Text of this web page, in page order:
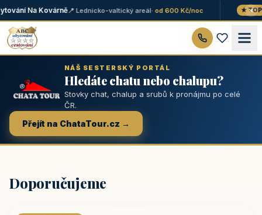
Na Kovárně📍 Lednicko-valtický areál· od 600 Kč/noc ★ TOP
×
NÁŠ SESTERSKÝ PORTÁL
Hledáte chatu nebo chalupu?
Stovky chat, chalup a srubů k pronájmu po celé
ČR.
Přejít na ChataTour.cz →
Doporučujeme